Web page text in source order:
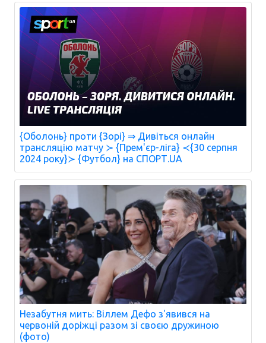
{Оболонь} проти {Зорі} ⇒ Дивіться онлайн
трансляцію матчу ≻ {Прем'єр-ліга} ≺{30 серпня
2024 року}≻ {Футбол} на СПОРТ.UA
Незабутня мить: Віллем Дефо з'явився на
червоній доріжці разом зі своєю дружиною
(фото)